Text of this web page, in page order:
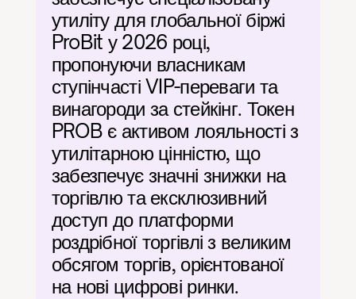
утиліту для глобальної біржі
ProBit у 2026 році,
пропонуючи власникам
ступінчасті VIP-переваги та
винагороди за стейкінг. Токен
PROB є активом лояльності з
утилітарною цінністю, що
забезпечує значні знижки на
торгівлю та ексклюзивний
доступ до платформи
роздрібної торгівлі з великим
обсягом торгів, орієнтованої
на нові цифрові ринки.